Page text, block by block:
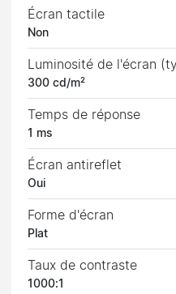
Écran tactile
Non
Luminosité de l'écran
300 cd/m²
Temps de réponse
1 ms
Écran antireflet
Oui
Forme d'écran
Plat
Taux de contraste
1000:1